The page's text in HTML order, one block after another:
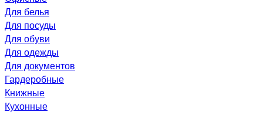
Для белья
Для посуды
Для обуви
Для одежды
Для документов
Гардеробные
Книжные
Кухонные